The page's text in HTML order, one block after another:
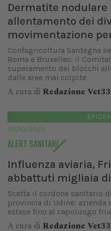
Dermatite nodulare
allentamento dei
movimentazione
Confagricoltura Sardegna
Roma e Bruxelles: il
superamento dei blocchi
dalle aree mai colpite
A cura di Redazione Vet33
02/10/2025
ALERT SANITARI
Influenza aviaria,
abbattuti migliaia
Scatta il cordone sanitario
provincia di Udine: azienda
estese fino al capoluogo
A cura di Redazione Vet33